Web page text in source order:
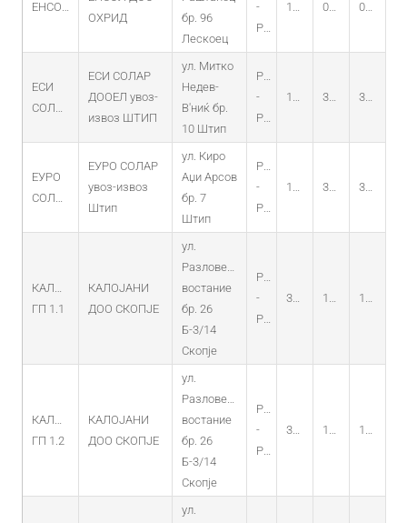
ЕНСОЛ
ОХРИД
бр. 96
Лескоец
-
PV
10.12.2012 01.12.2012 01.12.2027
ЕСИ
СОЛАР
ЕСИ СОЛАР
ДООЕЛ увоз-
извоз ШТИП
ул. Митко
Недев-
В'ниќ бр.
10 Штип
PO
-
PV
17.06.2014 30.05.2014 30.05.2029
ЕУРО
СОЛАР
ЕУРО СОЛАР
увоз-извоз
Штип
ул. Киро
Аџи Арсов
бр. 7
Штип
PO
-
PV
17.06.2014 30.05.2014 30.05.2029
КАЛОЈАНИ
ГП 1.1
КАЛОЈАНИ
ДОО СКОПЈЕ
ул.
Разловечко
востание
бр. 26
Б-3/14
Скопје
PO
-
PV
30.12.2014 18.12.2014 18.12.2029
КАЛОЈАНИ
ГП 1.2
КАЛОЈАНИ
ДОО СКОПЈЕ
ул.
Разловечко
востание
бр. 26
Б-3/14
Скопје
PO
-
PV
30.12.2014 18.12.2014 18.12.2029
ул.